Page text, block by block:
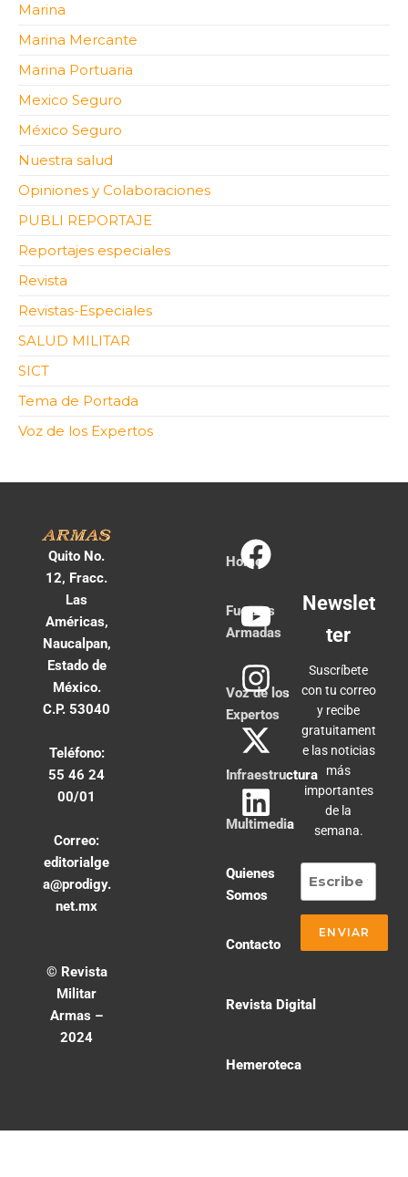
Marina
Marina Mercante
Marina Portuaria
Mexico Seguro
México Seguro
Nuestra salud
Opiniones y Colaboraciones
PUBLI REPORTAJE
Reportajes especiales
Revista
Revistas-Especiales
SALUD MILITAR
SICT
Tema de Portada
Voz de los Expertos
Quito No.
12, Fracc.
Las
Américas,
Naucalpan,
Estado de
México.
C.P. 53040
Teléfono:
55 46 24
00/01
Correo:
editorialge
a@prodigy.
net.mx
© Revista
Militar
Armas –
2024
Home
Fuerzas
Armadas
Voz de los
Expertos
Infraestructura
Multimedia
Quienes
Somos
Contacto
Revista Digital
Hemeroteca
Newslet
ter
Suscríbete
con tu correo
y recibe
gratuitament
e las noticias
más
importantes
de la
semana.